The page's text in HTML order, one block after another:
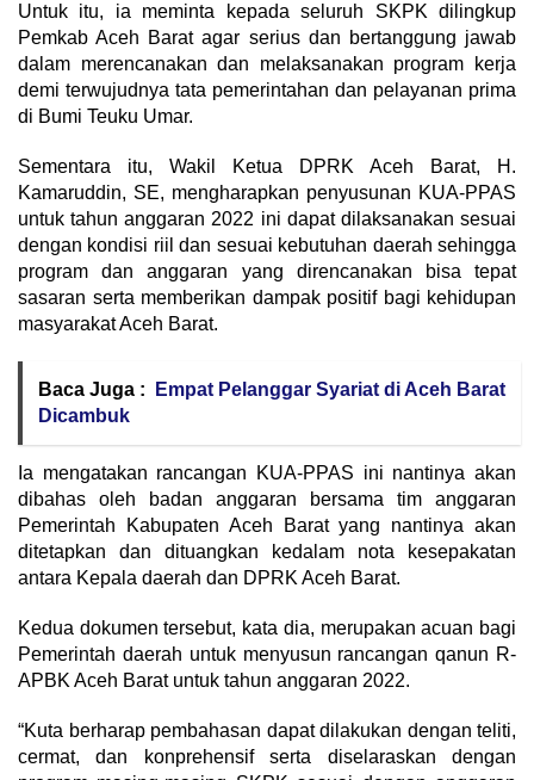
Untuk itu, ia meminta kepada seluruh SKPK dilingkup
Pemkab Aceh Barat agar serius dan bertanggung jawab
dalam merencanakan dan melaksanakan program kerja
demi terwujudnya tata pemerintahan dan pelayanan prima
di Bumi Teuku Umar.
Sementara itu, Wakil Ketua DPRK Aceh Barat, H.
Kamaruddin, SE, mengharapkan penyusunan KUA-PPAS
untuk tahun anggaran 2022 ini dapat dilaksanakan sesuai
dengan kondisi riil dan sesuai kebutuhan daerah sehingga
program dan anggaran yang direncanakan bisa tepat
sasaran serta memberikan dampak positif bagi kehidupan
masyarakat Aceh Barat.
Baca Juga :
Empat Pelanggar Syariat di Aceh Barat
Dicambuk
Ia mengatakan rancangan KUA-PPAS ini nantinya akan
dibahas oleh badan anggaran bersama tim anggaran
Pemerintah Kabupaten Aceh Barat yang nantinya akan
ditetapkan dan dituangkan kedalam nota kesepakatan
antara Kepala daerah dan DPRK Aceh Barat.
Kedua dokumen tersebut, kata dia, merupakan acuan bagi
Pemerintah daerah untuk menyusun rancangan qanun R-
APBK Aceh Barat untuk tahun anggaran 2022.
“Kuta berharap pembahasan dapat dilakukan dengan teliti,
cermat, dan konprehensif serta diselaraskan dengan